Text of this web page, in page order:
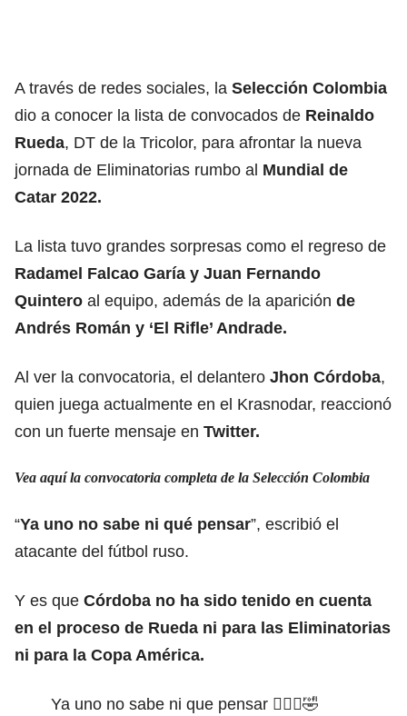
A través de redes sociales, la Selección Colombia
dio a conocer la lista de convocados de Reinaldo
Rueda, DT de la Tricolor, para afrontar la nueva
jornada de Eliminatorias rumbo al Mundial de
Catar 2022.
La lista tuvo grandes sorpresas como el regreso de
Radamel Falcao Garía y Juan Fernando
Quintero al equipo, además de la aparición de
Andrés Román y ‘El Rifle’ Andrade.
Al ver la convocatoria, el delantero Jhon Córdoba,
quien juega actualmente en el Krasnodar, reaccionó
con un fuerte mensaje en Twitter.
Vea aquí la convocatoria completa de la Selección Colombia
“Ya uno no sabe ni qué pensar”, escribió el
atacante del fútbol ruso.
Y es que Córdoba no ha sido tenido en cuenta
en el proceso de Rueda ni para las Eliminatorias
ni para la Copa América.
Ya uno no sabe ni que pensar 🤦🏾‍♂️🤣